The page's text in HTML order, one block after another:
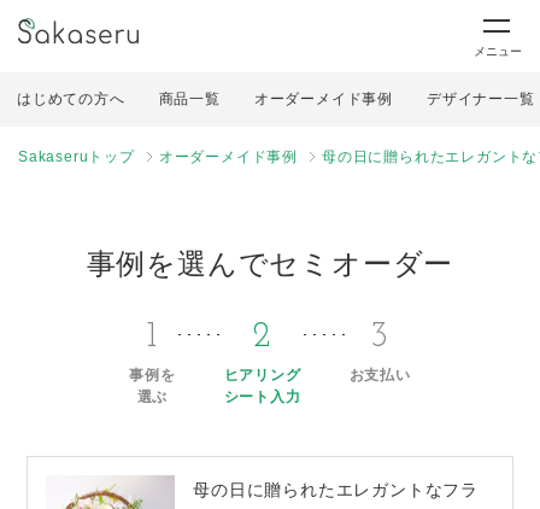
メニュー
はじめての方へ 商品一覧 オーダーメイド事例 デザイナー一覧
Sakaseruトップ オーダーメイド事例 母の日に贈られたエレガント
事例を選んでセミオーダー
1
事例を
選ぶ
2
ヒアリング
シート入力
3
お支払い
母の日に贈られたエレガントなフラ